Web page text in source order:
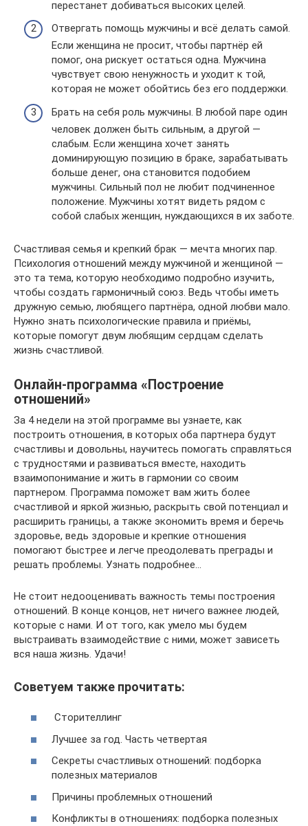
перестанет добиваться высоких целей.
Отвергать помощь мужчины и всё делать самой.
Если женщина не просит, чтобы партнёр ей
помог, она рискует остаться одна. Мужчина
чувствует свою ненужность и уходит к той,
которая не может обойтись без его поддержки.
Брать на себя роль мужчины. В любой паре один
человек должен быть сильным, а другой —
слабым. Если женщина хочет занять
доминирующую позицию в браке, зарабатывать
больше денег, она становится подобием
мужчины. Сильный пол не любит подчиненное
положение. Мужчины хотят видеть рядом с
собой слабых женщин, нуждающихся в их заботе.
Счастливая семья и крепкий брак — мечта многих пар.
Психология отношений между мужчиной и женщиной —
это та тема, которую необходимо подробно изучить,
чтобы создать гармоничный союз. Ведь чтобы иметь
дружную семью, любящего партнёра, одной любви мало.
Нужно знать психологические правила и приёмы,
которые помогут двум любящим сердцам сделать
жизнь счастливой.
Онлайн-программа «Построение
отношений»
За 4 недели на этой программе вы узнаете, как
построить отношения, в которых оба партнера будут
счастливы и довольны, научитесь помогать справляться
с трудностями и развиваться вместе, находить
взаимопонимание и жить в гармонии со своим
партнером. Программа поможет вам жить более
счастливой и яркой жизнью, раскрыть свой потенциал и
расширить границы, а также экономить время и беречь
здоровье, ведь здоровые и крепкие отношения
помогают быстрее и легче преодолевать преграды и
решать проблемы. Узнать подробнее…
Не стоит недооценивать важность темы построения
отношений. В конце концов, нет ничего важнее людей,
которые с нами. И от того, как умело мы будем
выстраивать взаимодействие с ними, может зависеть
вся наша жизнь. Удачи!
Советуем также прочитать:
Сторителлинг
Лучшее за год. Часть четвертая
Секреты счастливых отношений: подборка
полезных материалов
Причины проблемных отношений
Конфликты в отношениях: подборка полезных